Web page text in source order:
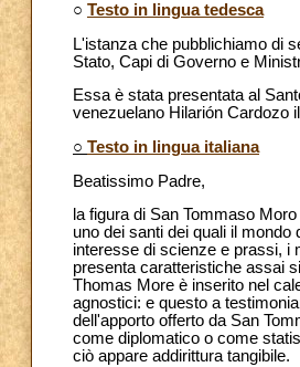
○ Testo in lingua tedesca
L'istanza che pubblichiamo di
Stato, Capi di Governo e
Essa è stata presentata al
venezuelano Hilarión Cardozo
○ Testo in lingua italiana
Beatissimo Padre,
la figura di San Tommaso
uno dei santi dei quali il
interesse di scienze e prassi, i
presenta caratteristiche assai
Thomas More è inserito nel
agnostici: e questo a
dell'apporto offerto da San
come diplomatico o come
ciò appare addirittura tangibile.